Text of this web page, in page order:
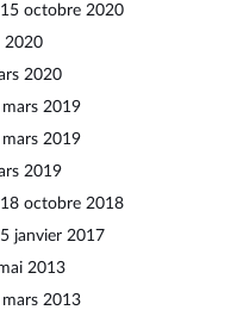
octobre 2020
2020
2020
2019
2019
2019
octobre 2018
janvier 2017
2013
2013